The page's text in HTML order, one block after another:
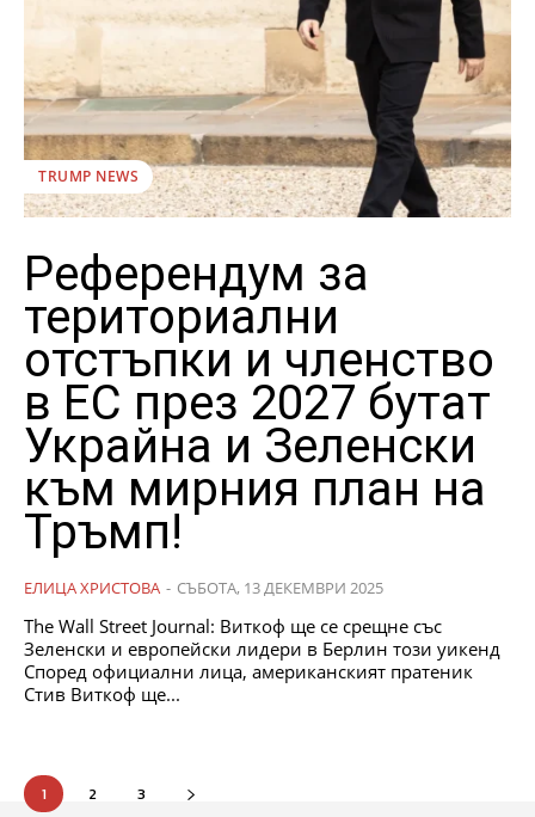
TRUMP NEWS
Референдум за
териториални
отстъпки и членство
в ЕС през 2027 бутат
Украйна и Зеленски
към мирния план на
Тръмп!
ЕЛИЦА ХРИСТОВА - СЪБОТА, 13 ДЕКЕМВРИ 2025
The Wall Street Journal: Виткоф ще се срещне със
Зеленски и европейски лидери в Берлин този уикенд
Според официални лица, американският пратеник
Стив Виткоф ще...
1 2 3